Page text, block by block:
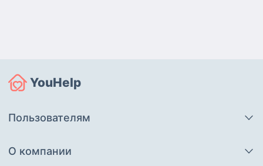
YouHelp
Пользователям
О компании